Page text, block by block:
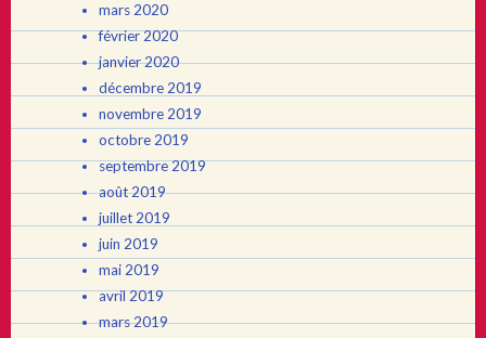
mars 2020
février 2020
janvier 2020
décembre 2019
novembre 2019
octobre 2019
septembre 2019
août 2019
juillet 2019
juin 2019
mai 2019
avril 2019
mars 2019